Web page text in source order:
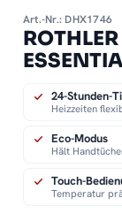
Art.-Nr.: DHX1746
24-Stunden-
Heizzeiten
Eco-Modus
Hält
Touch-
Temperatur